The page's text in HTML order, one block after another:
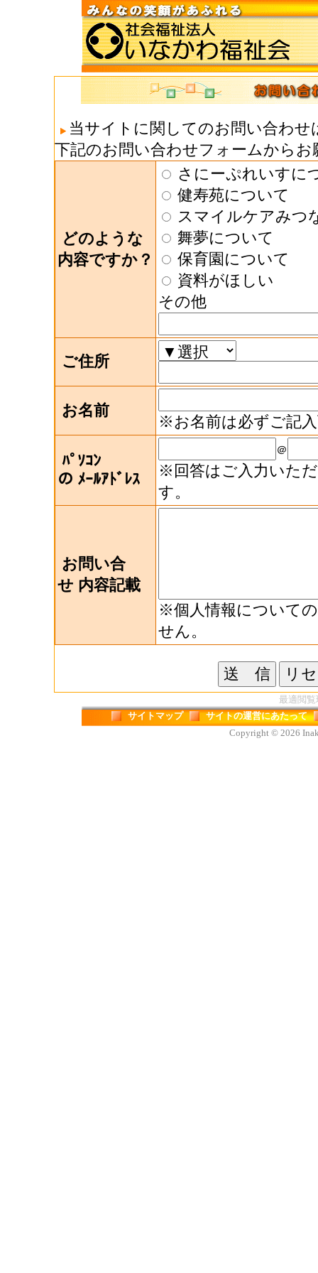
当サイトに関してのお問い合わせ
下記のお問い合わせフォームからお
どのような
内容ですか？
さにーぷれいすに
健寿苑について
スマイルケアみつ
舞夢について
保育園について
資料がほしい
その他
ご住所
お名前
※お名前は必ずご記
ﾊﾟｿｺﾝ
の ﾒｰﾙｱﾄﾞﾚｽ
＠
※回答はご入力いた
す。
お問い合
せ 内容記載
※個人情報について
せん。
最適閲覧
サイトマップ
サイトの運営にあたって
Copyright © 2026